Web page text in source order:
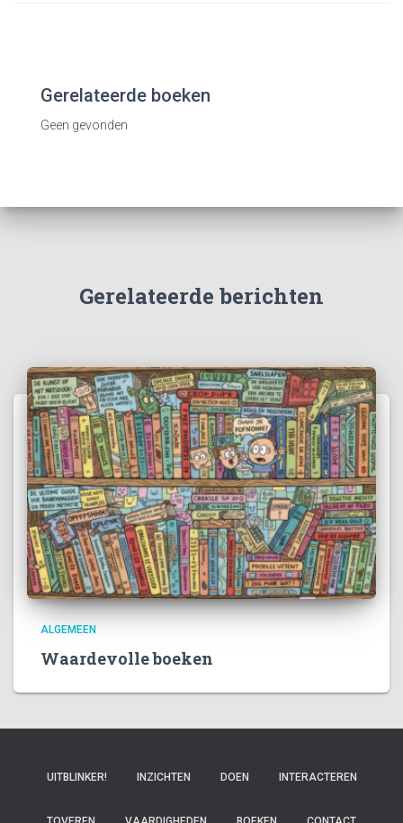
Gerelateerde boeken
Geen gevonden
Gerelateerde berichten
ALGEMEEN
Waardevolle boeken
UITBLINKER! INZICHTEN DOEN INTERACTEREN